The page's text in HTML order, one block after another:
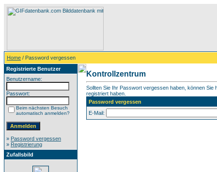
Home / Password vergessen
Registrierte Benutzer
Benutzername:
Passwort:
Beim nächsten Besuch
automatisch anmelden?
» Password vergessen
» Registrierung
Zufallsbild
Kontrollzentrum
Sollten Sie Ihr Passwort vergessen haben, können
registriert haben.
Password vergessen
E-Mail: